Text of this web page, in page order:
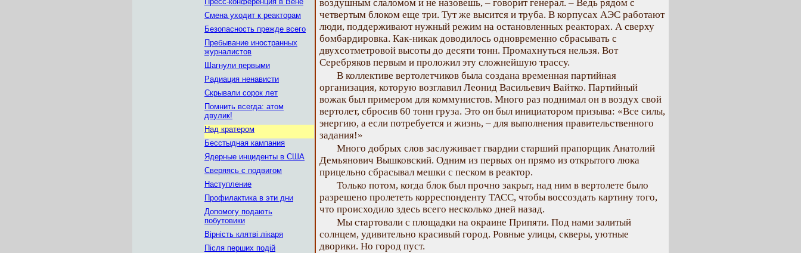
Смена уходит к реакторам
Безопасность прежде всего
Пребывание иностранных
журналистов
Шагнули первыми
Радиация ненависти
Скрывали сорок лет
Помнить всегда: атом
двулик!
Над кратером
Бесстыдная кампания
Ядерные инциденты в США
Сверяясь с подвигом
Наступление
Профилактика в эти дни
Допомогу подають
побутовики
Вірність клятві лікаря
Після перших подій
воздушным слаломом и не назовешь, – говорит генерал. – Ведь рядом с
четвертым блоком еще три. Тут же высится и труба. В корпусах АЭС работают
люди, поддерживают нужный режим на остановленных реакторах. А сверху
бомбардировка. Как-никак доводилось одновременно сбрасывать с
двухсотметровой высоты до десяти тонн. Промахнуться нельзя. Вот
Серебряков первым и проложил эту сложнейшую трассу.
В коллективе вертолетчиков была создана временная партийная
организация, которую возглавил Леонид Васильевич Вайтко. Партийный
вожак был примером для коммунистов. Много раз поднимал он в воздух свой
вертолет, сбросив 60 тонн груза. Это он был инициатором призыва: «Все силы,
энергию, а если потребуется и жизнь, – для выполнения правительственного
задания!»
Много добрых слов заслуживает гвардии старший прапорщик Анатолий
Демьянович Вышковский. Одним из первых он прямо из открытого люка
прицельно сбрасывал мешки с песком в реактор.
Только потом, когда блок был прочно закрыт, над ним в вертолете было
разрешено пролететь корреспонденту ТАСС, чтобы воссоздать картину того,
что происходило здесь всего несколько дней назад.
Мы стартовали с площадки на окраине Припяти. Под нами залитый
солнцем, удивительно красивый город. Ровные улицы, скверы, уютные
дворики. Но город пуст.